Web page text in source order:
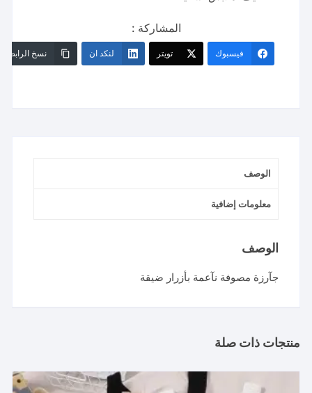
المشاركة :
فيسبوك تويتر لنكد ان نسخ الرابط
الوصف
معلومات إضافية
الوصف
جآرزة مصوفة نآعمة بأزرار ضيقة
منتجات ذات صلة